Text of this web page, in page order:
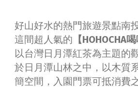
好山好水的熱門旅遊景點南
這間超人氣的 【HOHOCHA喝
以台灣日月潭紅茶為主題的
於日月潭山林之中，以木質
簡空間，入園門票可抵消費